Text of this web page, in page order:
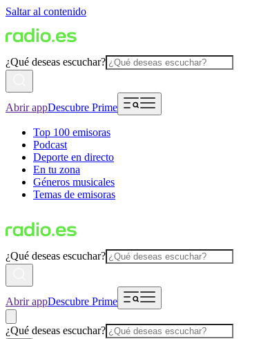
Saltar al contenido
¿Qué deseas escuchar?
Abrir appDescubre Prime
Top 100 emisoras
Podcast
Deporte en directo
En tu zona
Géneros musicales
Temas de emisoras
¿Qué deseas escuchar?
Abrir appDescubre Prime
¿Qué deseas escuchar?